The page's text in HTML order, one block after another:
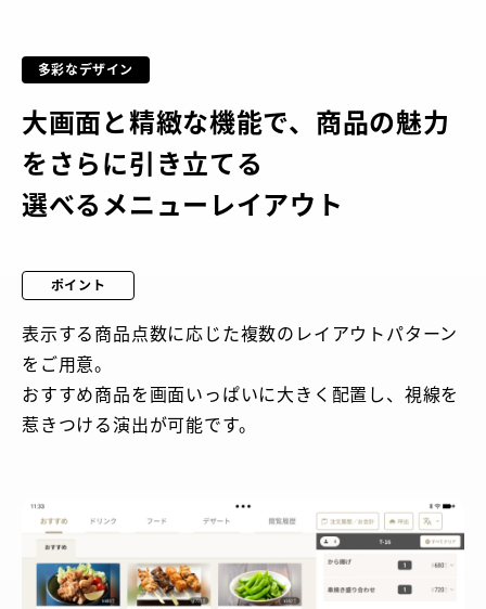
多彩なデザイン
大画面と精緻な機能で、商品の魅力
をさらに引き立てる
選べるメニューレイアウト
ポイント
表示する商品点数に応じた複数のレイアウトパターン
をご用意。
おすすめ商品を画面いっぱいに大きく配置し、視線を
惹きつける演出が可能です。